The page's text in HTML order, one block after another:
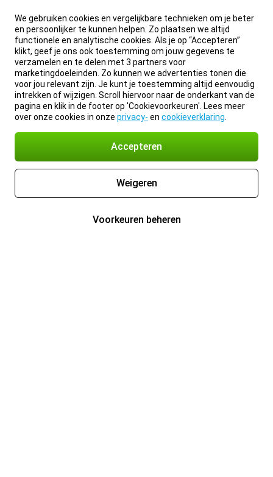
We gebruiken cookies en vergelijkbare technieken om je beter
en persoonlijker te kunnen helpen. Zo plaatsen we altijd
functionele en analytische cookies. Als je op “Accepteren”
klikt, geef je ons ook toestemming om jouw gegevens te
verzamelen en te delen met 3 partners voor
marketingdoeleinden. Zo kunnen we advertenties tonen die
voor jou relevant zijn. Je kunt je toestemming altijd eenvoudig
intrekken of wijzigen. Scroll hiervoor naar de onderkant van de
pagina en klik in de footer op 'Cookievoorkeuren'. Lees meer
over onze cookies in onze privacy- en cookieverklaring
Accepteren
Weigeren
Voorkeuren beheren